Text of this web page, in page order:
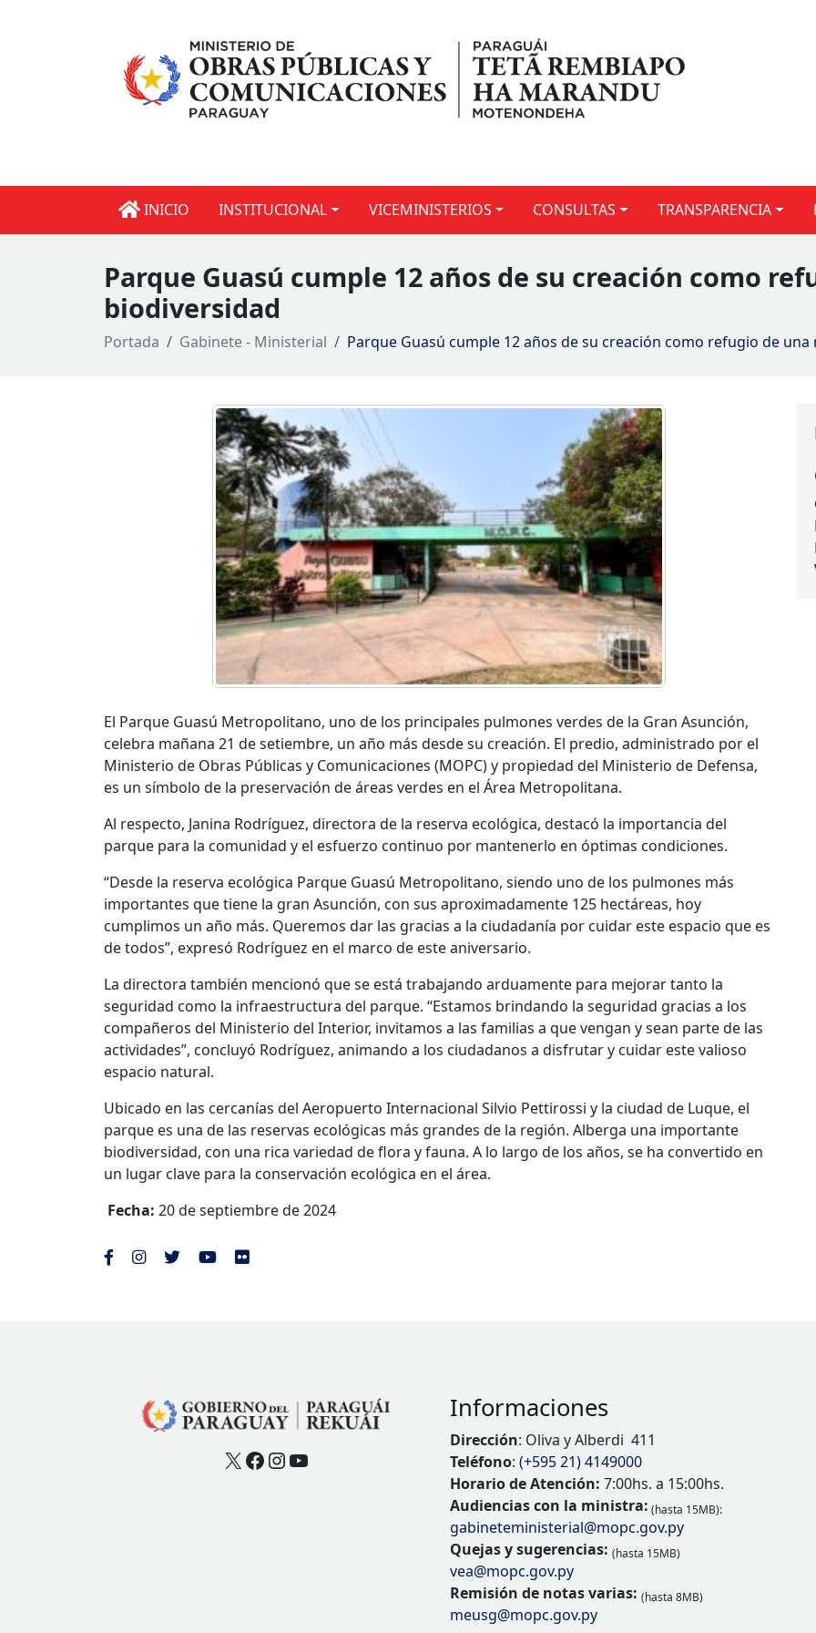
INICIO INSTITUCIONAL VICEMINISTERIOS CONSULTAS TRANSPARENCIA
Parque Guasú cumple 12 años de su creación como
biodiversidad
Portada Gabinete - Ministerial Parque Guasú cumple 12 años de su creación como refugio de
El Parque Guasú Metropolitano, uno de los principales pulmones verdes de la Gran Asunción,
celebra mañana 21 de setiembre, un año más desde su creación. El predio, administrado por el
Ministerio de Obras Públicas y Comunicaciones (MOPC) y propiedad del Ministerio de Defensa,
es un símbolo de la preservación de áreas verdes en el Área Metropolitana.
Al respecto, Janina Rodríguez, directora de la reserva ecológica, destacó la importancia del
parque para la comunidad y el esfuerzo continuo por mantenerlo en óptimas condiciones.
“Desde la reserva ecológica Parque Guasú Metropolitano, siendo uno de los pulmones más
importantes que tiene la gran Asunción, con sus aproximadamente 125 hectáreas, hoy
cumplimos un año más. Queremos dar las gracias a la ciudadanía por cuidar este espacio que es
de todos”, expresó Rodríguez en el marco de este aniversario.
La directora también mencionó que se está trabajando arduamente para mejorar tanto la
seguridad como la infraestructura del parque. “Estamos brindando la seguridad gracias a los
compañeros del Ministerio del Interior, invitamos a las familias a que vengan y sean parte de las
actividades”, concluyó Rodríguez, animando a los ciudadanos a disfrutar y cuidar este valioso
espacio natural.
Ubicado en las cercanías del Aeropuerto Internacional Silvio Pettirossi y la ciudad de Luque, el
parque es una de las reservas ecológicas más grandes de la región. Alberga una importante
biodiversidad, con una rica variedad de flora y fauna. A lo largo de los años, se ha convertido en
un lugar clave para la conservación ecológica en el área.
Fecha: 20 de septiembre de 2024
X Facebook
Instagram
YouTube
Informaciones
Dirección: Oliva y Alberdi 411
Teléfono: (+595 21) 4149000
Horario de Atención: 7:00hs. a 15:00hs.
Audiencias con la ministra: (hasta 15MB):
gabineteministerial@mopc.gov.py
Quejas y sugerencias: (hasta 15MB)
vea@mopc.gov.py
Remisión de notas varias: (hasta 8MB)
meusg@mopc.gov.py